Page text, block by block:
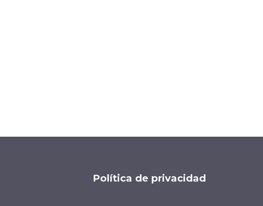
Política de privacidad